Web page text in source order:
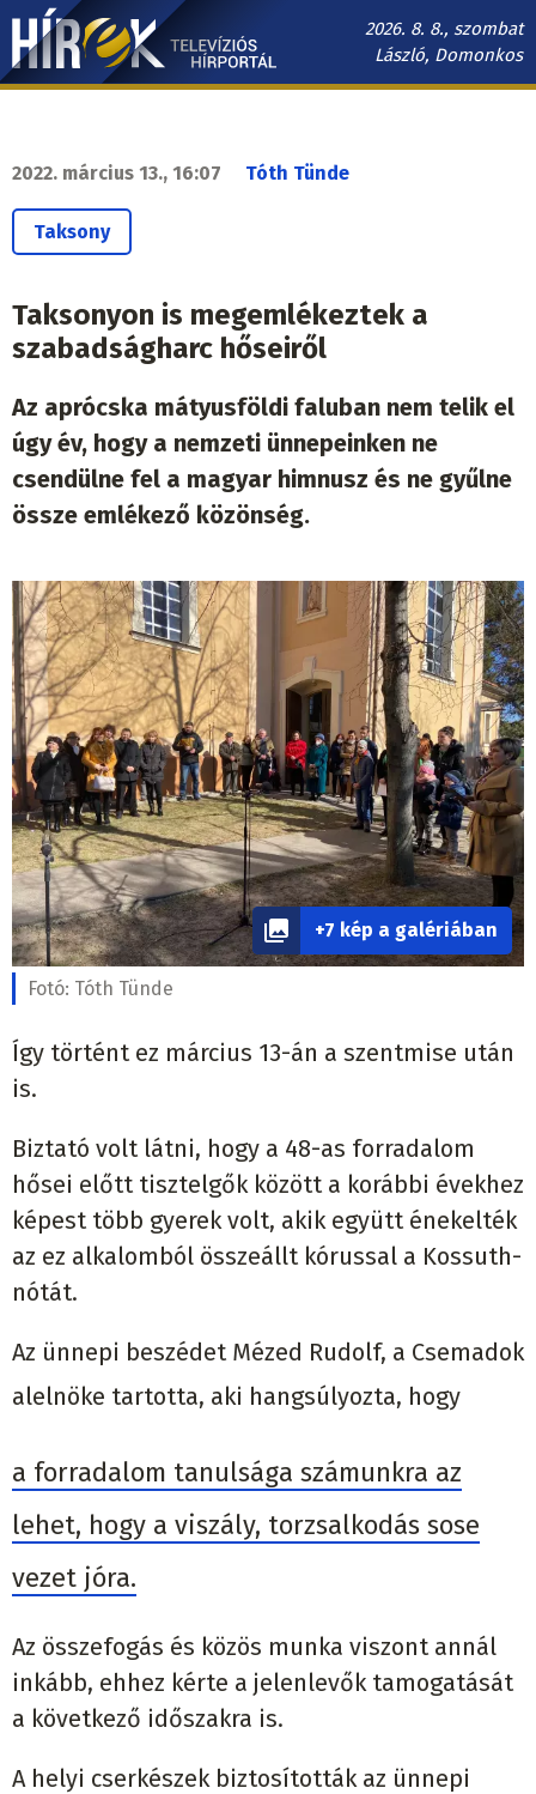
Ugrás
tartalomra
2026. 8. 8., szombat
László, Domonkos
Hírek.sk
navigáció
2022. március 13., 16:07 Tóth Tünde
Taksony
Taksonyon is megemlékeztek a
szabadságharc hőseiről
Az aprócska mátyusföldi faluban nem telik el
úgy év, hogy a nemzeti ünnepeinken ne
csendülne fel a magyar himnusz és ne gyűlne
össze emlékező közönség.
+7 kép a galériában
Fotó: Tóth Tünde
Így történt ez március 13-án a szentmise után
is.
Biztató volt látni, hogy a 48-as forradalom
hősei előtt tisztelgők között a korábbi évekhez
képest több gyerek volt, akik együtt énekelték
az ez alkalomból összeállt kórussal a Kossuth-
nótát.
Az ünnepi beszédet Mézed Rudolf, a Csemadok
alelnöke tartotta, aki hangsúlyozta, hogy
a forradalom tanulsága számunkra az
lehet, hogy a viszály, torzsalkodás sose
vezet jóra.
Az összefogás és közös munka viszont annál
inkább, ehhez kérte a jelenlevők tamogatását
a következő időszakra is.
A helyi cserkészek biztosították az ünnepi